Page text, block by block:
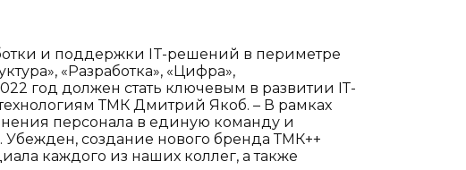
и поддержки IT-решений в периметре
«Разработка», «Цифра»,
год должен стать ключевым в развитии IТ-
ТМК Дмитрий Якоб. – В рамках
персонала в единую команду и
создание нового бренда ТМК++
каждого из наших коллег, а также